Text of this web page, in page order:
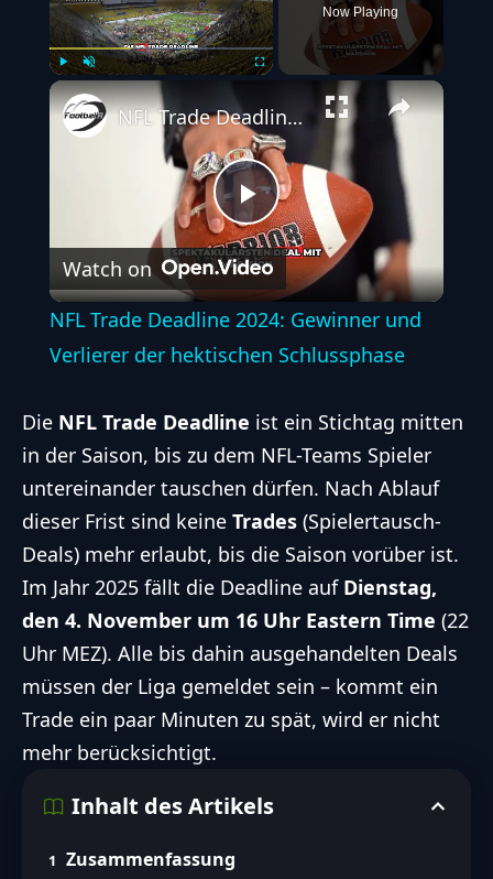
Play Unmute
Now Playing
Play
Video
NFL Trade Deadline 2024: Gewinner und Verlierer der hektischen Schlussphase
Watch on
NFL Trade Deadline 2024: Gewinner und
Verlierer der hektischen Schlussphase
Die NFL Trade Deadline ist ein Stichtag mitten
in der Saison, bis zu dem NFL-Teams Spieler
untereinander tauschen dürfen. Nach Ablauf
dieser Frist sind keine Trades (Spielertausch-
Deals) mehr erlaubt, bis die Saison vorüber ist.
Im Jahr 2025 fällt die Deadline auf Dienstag,
den 4. November um 16 Uhr Eastern Time (22
Uhr MEZ). Alle bis dahin ausgehandelten Deals
müssen der Liga gemeldet sein – kommt ein
Trade ein paar Minuten zu spät, wird er nicht
mehr berücksichtigt.
Inhalt des Artikels
Zusammenfassung